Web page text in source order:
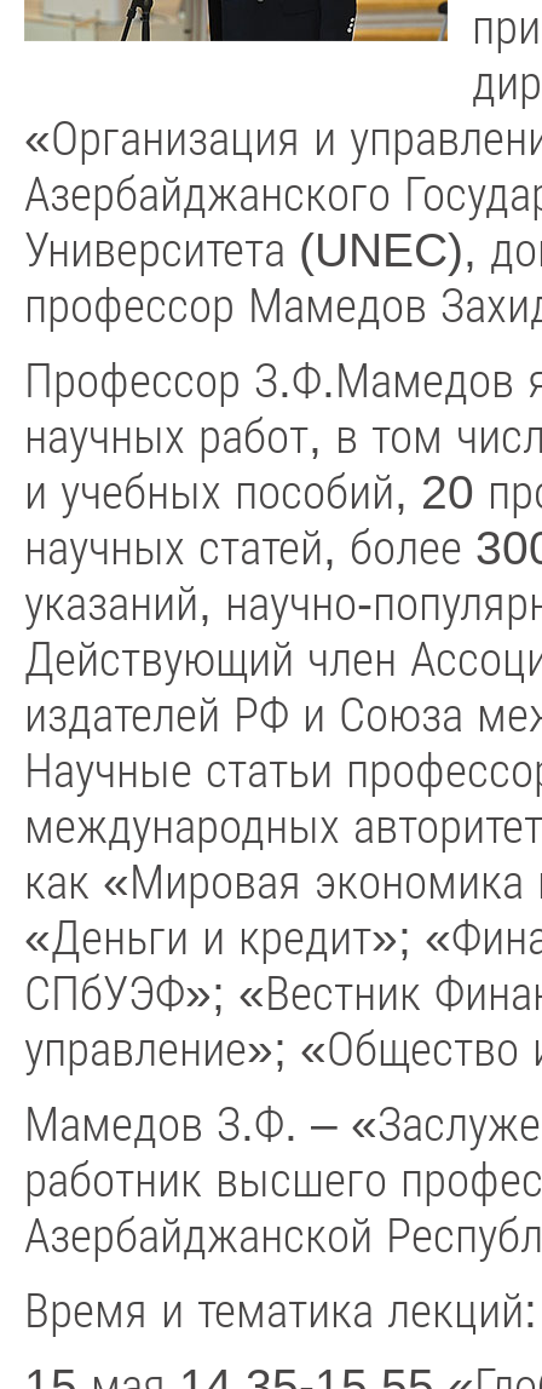
«Организация и
Азербайджанского
Университета (UNEC),
профессор Мамедов
Профессор З.Ф.Мамедов
научных работ, в том
и учебных пособий, 20
научных статей, более
указаний, научно-
Действующий член
издателей РФ и Союза
Научные статьи
международных
как «Мировая
«Деньги и кредит»;
СПбУЭФ»; «Вестник
управление»; «Общество
Мамедов З.Ф. –
работник высшего
Азербайджанской
Время и тематика лекций: